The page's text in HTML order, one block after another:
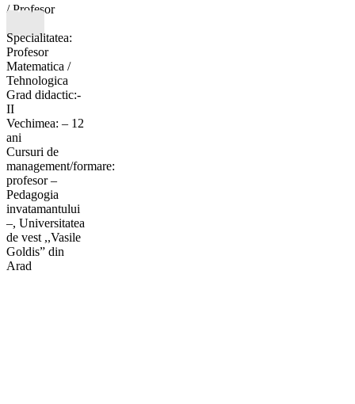
/ Profesor
Specialitatea:
Profesor
Matematica /
Tehnologica
Grad didactic:-
II
Vechimea: – 12
ani
Cursuri de
management/formare:
profesor –
Pedagogia
invatamantului
–, Universitatea
de vest ,,Vasile
Goldis” din
Arad